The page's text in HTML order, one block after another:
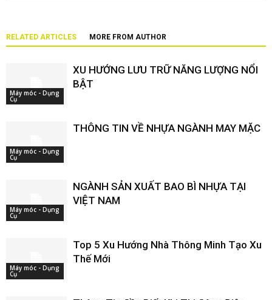
RELATED ARTICLES MORE FROM AUTHOR
Máy móc - Dụng
Cụ
XU HƯỚNG LƯU TRỮ NĂNG LƯỢNG NỔI
BẬT
Máy móc - Dụng
Cụ
THÔNG TIN VỀ NHỰA NGÀNH MAY MẶC
Máy móc - Dụng
Cụ
NGÀNH SẢN XUẤT BAO BÌ NHỰA TẠI
VIỆT NAM
Máy móc - Dụng
Cụ
Top 5 Xu Hướng Nhà Thông Minh Tạo Xu
Thế Mới